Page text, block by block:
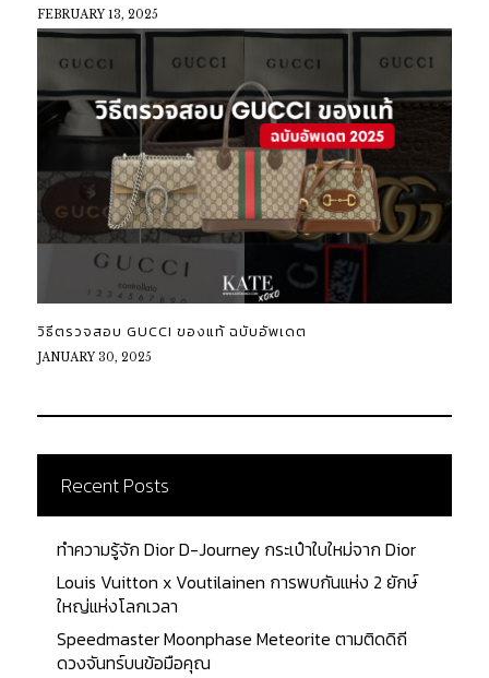
FEBRUARY 13, 2025
วิธีตรวจสอบ GUCCI ของแท้ ฉบับอัพเดต
JANUARY 30, 2025
Recent Posts
ทำความรู้จัก Dior D-Journey กระเป๋าใบใหม่จาก Dior
Louis Vuitton x Voutilainen การพบกันแห่ง 2 ยักษ์
ใหญ่แห่งโลกเวลา
Speedmaster Moonphase Meteorite ตามติดดิถี
ดวงจันทร์บนข้อมือคุณ